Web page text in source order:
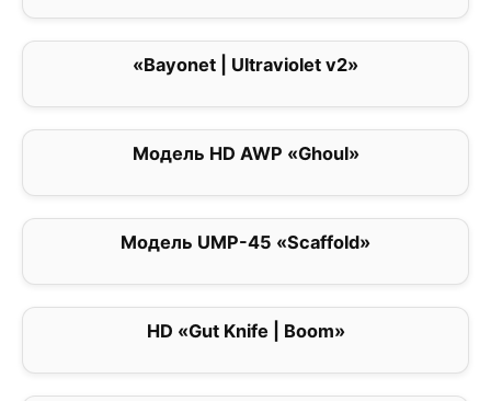
«Bayonet | Ultraviolet v2»
Модель HD AWP «Ghoul»
Модель UMP-45 «Scaffold»
HD «Gut Knife | Boom»